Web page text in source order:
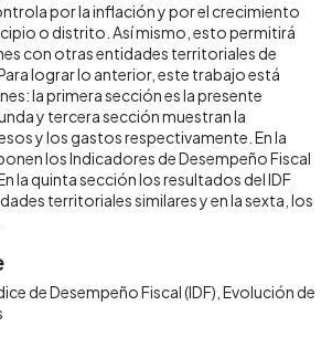
por la inflación y por el crecimiento
o distrito. Así mismo, esto permitirá
con otras entidades territoriales de
lograr lo anterior, este trabajo está
la primera sección es la presente
y tercera sección muestran la
y los gastos respectivamente. En la
los Indicadores de Desempeño Fiscal
la quinta sección los resultados del IDF
territoriales similares y en la sexta, los
de Desempeño Fiscal (IDF) Evolución de